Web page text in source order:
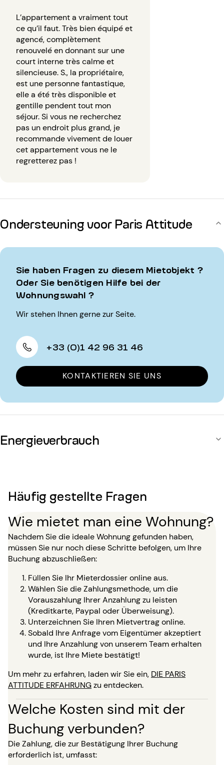
L’appartement a vraiment tout
ce qu’il faut. Très bien équipé et
agencé, complètement
renouvelé en donnant sur une
court interne très calme et
silencieuse. S., la propriétaire,
est une personne fantastique,
elle a été très disponible et
gentille pendent tout mon
séjour. Si vous ne recherchez
pas un endroit plus grand, je
recommande vivement de louer
cet appartement vous ne le
regretterez pas !
Ondersteuning voor Paris Attitude
Sie haben Fragen zu diesem Mietobjekt ?
Oder Sie benötigen Hilfe bei der
Wohnungswahl ?
Wir stehen Ihnen gerne zur Seite.
+33 (0)1 42 96 31 46
KONTAKTIEREN SIE UNS
Energieverbrauch
Häufig gestellte Fragen
Wie mietet man eine Wohnung?
Nachdem Sie die ideale Wohnung gefunden haben,
müssen Sie nur noch diese Schritte befolgen, um Ihre
Buchung abzuschließen:
Füllen Sie Ihr Mieterdossier online aus.
Wählen Sie die Zahlungsmethode, um die
Vorauszahlung Ihrer Anzahlung zu leisten
(Kreditkarte, Paypal oder Überweisung).
Unterzeichnen Sie Ihren Mietvertrag online.
Sobald Ihre Anfrage vom Eigentümer akzeptiert
und Ihre Anzahlung von unserem Team erhalten
wurde, ist Ihre Miete bestätigt!
Um mehr zu erfahren, laden wir Sie ein, DIE PARIS
ATTITUDE ERFAHRUNGzu entdecken.
Welche Kosten sind mit der
Buchung verbunden?
Die Zahlung, die zur Bestätigung Ihrer Buchung
erforderlich ist, umfasst: